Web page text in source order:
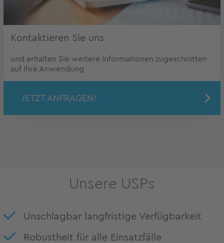
Kontaktieren Sie uns
und erhalten Sie weitere Informationen zugeschnitten
auf Ihre Anwendung
JETZT ANFRAGEN!
Unsere USPs
Unschlagbar langfristige Verfügbarkeit
Robustheit für alle Einsatzfälle